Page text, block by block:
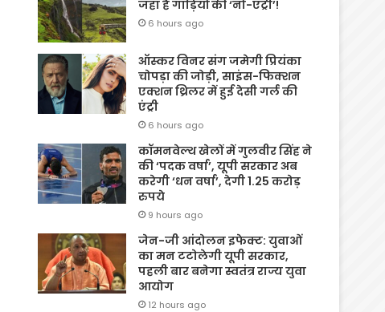
जहां है गाड़ियों की ‘नो-एंट्री’!
6 hours ago
ऑस्कर विनर संग जमेगी प्रियंका
चोपड़ा की जोड़ी, साइंस-फिक्शन
एक्शन थ्रिलर में हुई देसी गर्ल की
एंट्री
6 hours ago
कॉमनवेल्थ खेलों में गुलवीर सिंह ने
की ‘पदक वर्षा’, यूपी सरकार अब
करेगी ‘धन वर्षा’, देगी 1.25 करोड़
रुपये
9 hours ago
जेन-जी आंदोलन इफेक्ट: युवाओं
का मन टटोलेगी यूपी सरकार,
पहली बार बनेगा स्वतंत्र राज्य युवा
आयोग
12 hours ago